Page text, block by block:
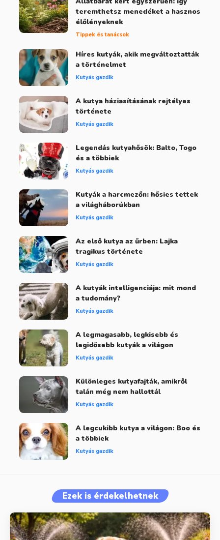
teremthetsz menedéket a hasznos
élőlényeknek
Tippek és tanácsok
Híres kutyák, akik megváltoztatták
a történelmet
Kutyás gazdik
A kutya háziasításának rejtélyes
története
Kutyás gazdik
Legendás kutyahősök: Balto, Togo
és a többiek
Kutyás gazdik
Kutyák a harcmezőn: hősies tettek
a világháborúkban
Kutyás gazdik
Az első kutya az űrben: Lajka
tragikus története
Kutyás gazdik
A kutyák intelligenciája: mit mond
a tudomány?
Kutyás gazdik
A legmagasabb, legkisebb és
legidősebb kutyák a világon
Kutyás gazdik
Különleges kutyafajták, amikről
talán még nem hallottál
Kutyás gazdik
A legcukibb kutya a világon: Boo és
a többiek
Kutyás gazdik
Ezek is érdekelhetnek